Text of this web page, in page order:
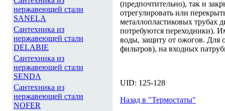
нержавеющей стали
SANELA
Сантехника из
нержавеющей стали
DELABIE
Сантехника из
нержавеющей стали
SENDA
Сантехника из
нержавеющей стали
NOFER
(предпочтительно), так и
отрегулировать или
металлопластиковых трубах
потребуются переходники).
воды, защиту от ожогов. Для
фильтров), на входных
UID: 125-128
Назад в "Термостаты"